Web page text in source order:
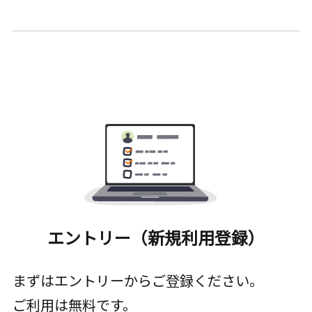
エントリー（新規利用登録）
まずはエントリーからご登録ください。
ご利用は無料です。